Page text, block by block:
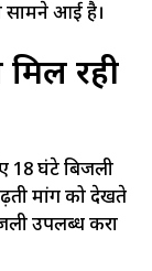
सामने आई है।
मिल रही
18 घंटे बिजली
मांग को देखते
उपलब्ध करा